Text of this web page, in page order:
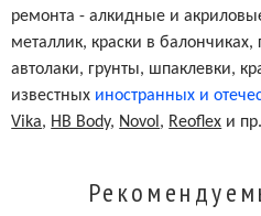
ремонта - алкидные и
металлик, краски в балончиках,
автолаки, грунты, шпаклевки,
известных иностранных и
Vika, HB Body, Novol , Reoflex и пр.